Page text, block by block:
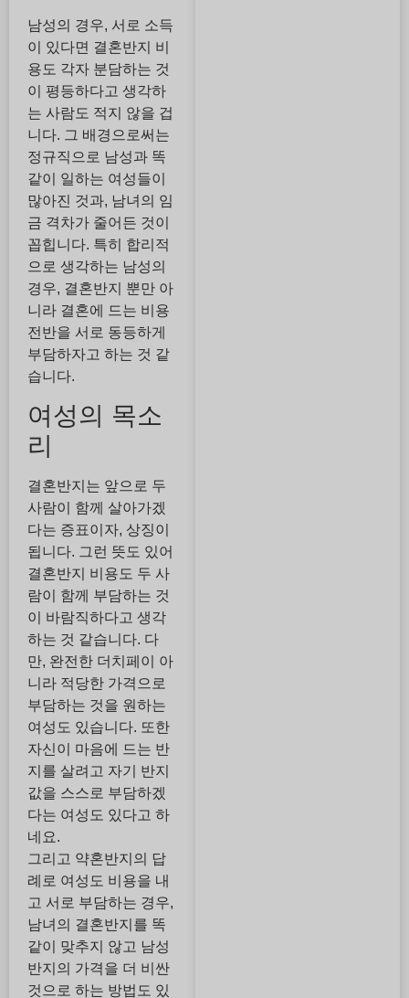
남성의 경우, 서로 소득
이 있다면 결혼반지 비
용도 각자 분담하는 것
이 평등하다고 생각하
는 사람도 적지 않을 겁
니다. 그 배경으로써는
정규직으로 남성과 똑
같이 일하는 여성들이
많아진 것과, 남녀의 임
금 격차가 줄어든 것이
꼽힙니다. 특히 합리적
으로 생각하는 남성의
경우, 결혼반지 뿐만 아
니라 결혼에 드는 비용
전반을 서로 동등하게
부담하자고 하는 것 같
습니다.
여성의 목소
리
결혼반지는 앞으로 두
사람이 함께 살아가겠
다는 증표이자, 상징이
됩니다. 그런 뜻도 있어
결혼반지 비용도 두 사
람이 함께 부담하는 것
이 바람직하다고 생각
하는 것 같습니다. 다
만, 완전한 더치페이 아
니라 적당한 가격으로
부담하는 것을 원하는
여성도 있습니다. 또한
자신이 마음에 드는 반
지를 살려고 자기 반지
값을 스스로 부담하겠
다는 여성도 있다고 하
네요.
그리고 약혼반지의 답
례로 여성도 비용을 내
고 서로 부담하는 경우,
남녀의 결혼반지를 똑
같이 맞추지 않고 남성
반지의 가격을 더 비싼
것으로 하는 방법도 있